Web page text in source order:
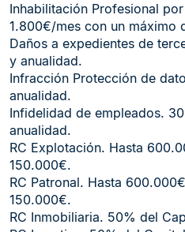
Inhabilitación Profesional
1.800€/mes con un máximo
Daños a expedientes de
y anualidad.​
Infracción Protección de
anualidad.​
Infidelidad de empleados.
anualidad.​
RC Explotación. Hasta
150.000€.​
RC Patronal. Hasta
150.000€.​
RC Inmobiliaria. 50% del